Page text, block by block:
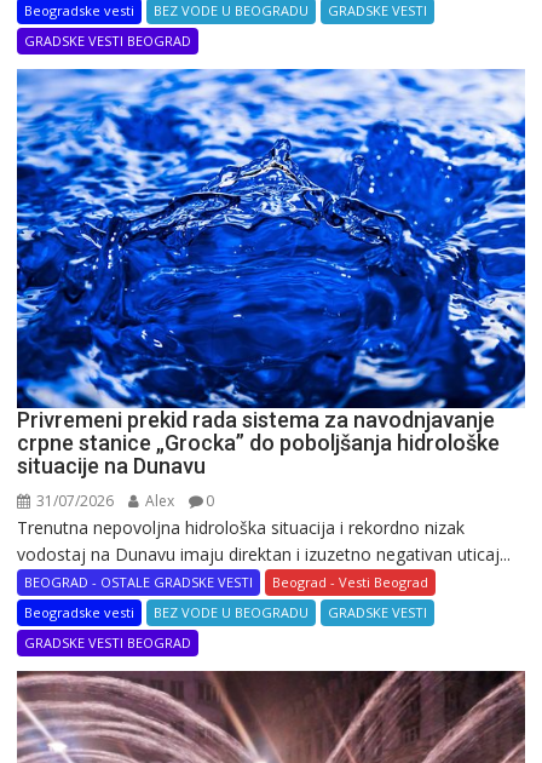
Beogradske vesti
BEZ VODE U BEOGRADU
GRADSKE VESTI
GRADSKE VESTI BEOGRAD
Privremeni prekid rada sistema za navodnjavanje
crpne stanice „Grocka” do poboljšanja hidrološke
situacije na Dunavu
31/07/2026 Alex 0
Trenutna nepovoljna hidrološka situacija i rekordno nizak
vodostaj na Dunavu imaju direktan i izuzetno negativan uticaj...
BEOGRAD - OSTALE GRADSKE VESTI
Beograd - Vesti Beograd
Beogradske vesti
BEZ VODE U BEOGRADU
GRADSKE VESTI
GRADSKE VESTI BEOGRAD